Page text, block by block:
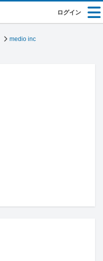
ログイン
medio inc